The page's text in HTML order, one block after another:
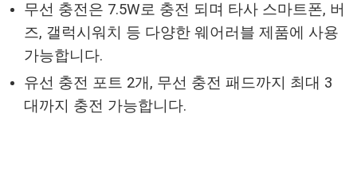
무선 충전은 7.5W로 충전 되며 타사 스마트폰, 버
즈, 갤럭시워치 등 다양한 웨어러블 제품에 사용
가능합니다.
유선 충전 포트 2개, 무선 충전 패드까지 최대 3
대까지 충전 가능합니다.